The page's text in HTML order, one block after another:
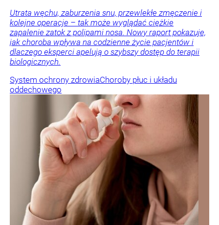
Utrata węchu, zaburzenia snu, przewlekłe zmęczenie i
kolejne operacje – tak może wyglądać ciężkie
zapalenie zatok z polipami nosa. Nowy raport pokazuje,
jak choroba wpływa na codzienne życie pacjentów i
dlaczego eksperci apelują o szybszy dostęp do terapii
biologicznych.
System ochrony zdrowiaChoroby płuc i układu
oddechowego